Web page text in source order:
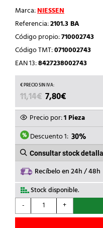
Marca:NIESSEN
Referencia:2101.3 BA
Código propio:710002743
Código TMT:0710002743
EAN 13:8427238002743
11,14€ EL
PRECIO
ORIGINAL
ERA:
11,14€.
7,80€
PRECIO
ACTUAL
ES:
7,80€.
Precio por:1 Pieza
Descuento 1: 30%
Consultar stock
Recíbelo en 24h / 48h
Stock disponible.
-
NIESSEN
-
+